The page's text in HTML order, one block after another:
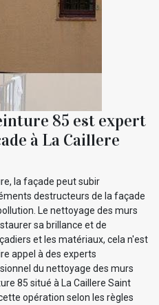
85 est expert
à La Caillere
la façade peut subir
destructeurs de la façade
Le nettoyage des murs
sa brillance et de
et les matériaux, cela n'est
appel à des experts
du nettoyage des murs
85 situé à La Caillere Saint
opération selon les règles